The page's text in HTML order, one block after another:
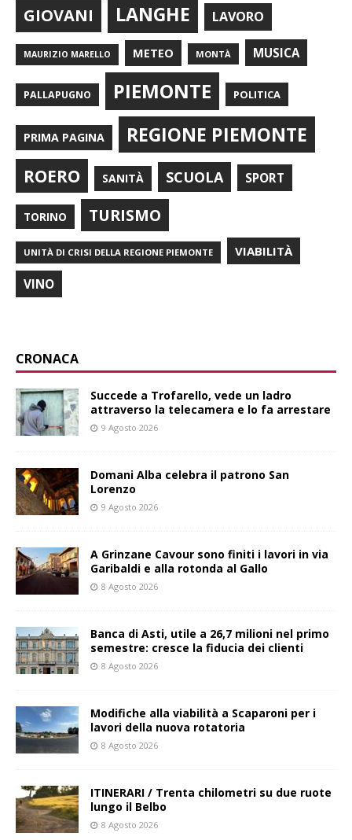
GIOVANI LANGHE LAVORO
MAURIZIO MARELLO METEO MONTÀ MUSICA
PALLAPUGNO PIEMONTE POLITICA
PRIMA PAGINA REGIONE PIEMONTE
ROERO SANITÀ SCUOLA SPORT
TORINO TURISMO
UNITÀ DI CRISI DELLA REGIONE PIEMONTE VIABILITÀ
VINO
CRONACA
Succede a Trofarello, vede un ladro
attraverso la telecamera e lo fa arrestare
9 Agosto 2026
Domani Alba celebra il patrono San
Lorenzo
9 Agosto 2026
A Grinzane Cavour sono finiti i lavori in via
Garibaldi e alla rotonda al Gallo
8 Agosto 2026
Banca di Asti, utile a 26,7 milioni nel primo
semestre: cresce la fiducia dei clienti
8 Agosto 2026
Modifiche alla viabilità a Scaparoni per i
lavori della nuova rotatoria
8 Agosto 2026
ITINERARI / Trenta chilometri su due ruote
lungo il Belbo
8 Agosto 2026